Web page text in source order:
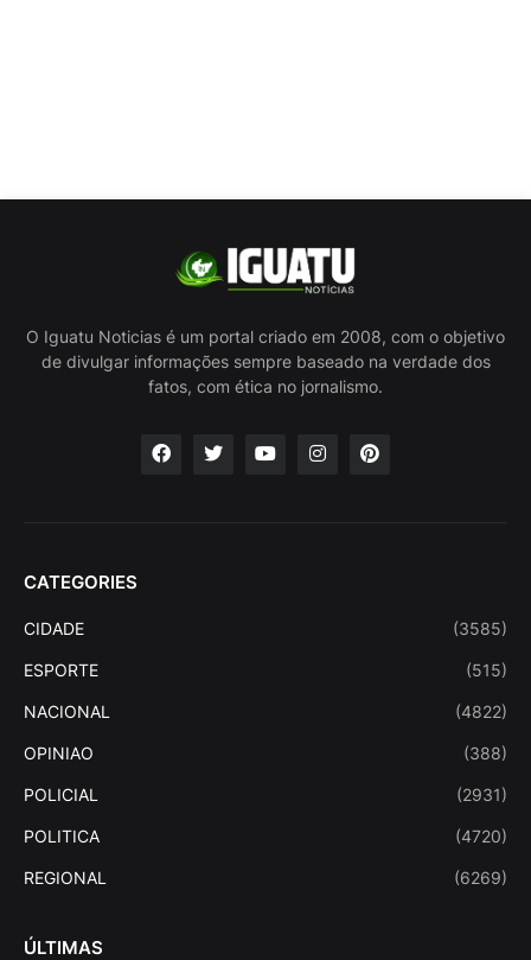
O Iguatu Noticias é um portal criado em 2008, com o objetivo
de divulgar informações sempre baseado na verdade dos
fatos, com ética no jornalismo.
CATEGORIES
CIDADE (3585)
ESPORTE (515)
NACIONAL (4822)
OPINIAO (388)
POLICIAL (2931)
POLITICA (4720)
REGIONAL (6269)
ÚLTIMAS